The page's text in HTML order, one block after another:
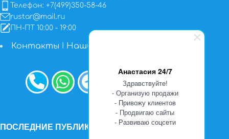
Анастасия 24/7
Здравствуйте!
- Организую продажи
- Привожу клиентов
- Продвигаю сайты
- Развиваю соцсети
Телефон: +7(499)350-58-46
rustar@mail.ru
ПН-ПТ 10:00 - 19:00
Контакты Наши работы
ПОСЛЕДНИЕ ПУБЛИКАЦИИ